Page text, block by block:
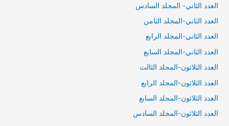
العدد الثاني- المجلد السادس
العدد الثاني-المجلد الثامن
العدد الثاني-المجلد الرابع
العدد الثاني-المجلد السابع
العدد الثلاثون-المجلد الثالث
العدد الثلاثون-المجلد الرابع
العدد الثلاثون-المجلد السابع
العدد الثلاثون-المجلد السادس